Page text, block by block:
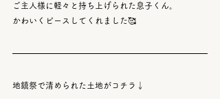
ご主人様に軽々と持ち上げられた息子くん。
かわいくピースしてくれました🥰
地鎮祭で清められた土地がコチラ↓